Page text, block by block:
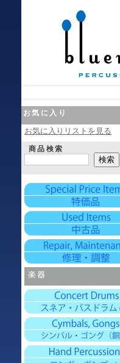
お気に入り
お気に入りリストを見る
商品検索